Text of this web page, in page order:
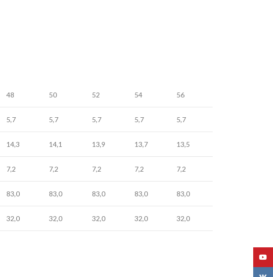
48 50 52 54 56
5,7 5,7 5,7 5,7 5,7
14,3 14,1 13,9 13,7 13,5
7,2 7,2 7,2 7,2 7,2
83,0 83,0 83,0 83,0 83,0
32,0 32,0 32,0 32,0 32,0